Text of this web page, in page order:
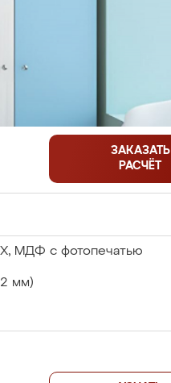
ЗАКАЗАТЬ
РАСЧЁТ
МДФ с фотопечатью
мм)